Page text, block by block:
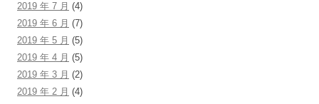
2019 年 7 月 (4)
2019 年 6 月 (7)
2019 年 5 月 (5)
2019 年 4 月 (5)
2019 年 3 月 (2)
2019 年 2 月 (4)